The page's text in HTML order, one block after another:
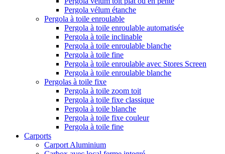
Pergola vélum étanche
Pergola à toile enroulable
Pergola à toile enroulable automatisée
Pergola à toile inclinable
Pergola à toile enroulable blanche
Pergola à toile fine
Pergola à toile enroulable avec Stores Screen
Pergola à toile enroulable blanche
Pergolas à toile fixe
Pergola à toile zoom toit
Pergola à toile fixe classique
Pergola à toile blanche
Pergola à toile fixe couleur
Pergola à toile fine
Carports
Carport Aluminium